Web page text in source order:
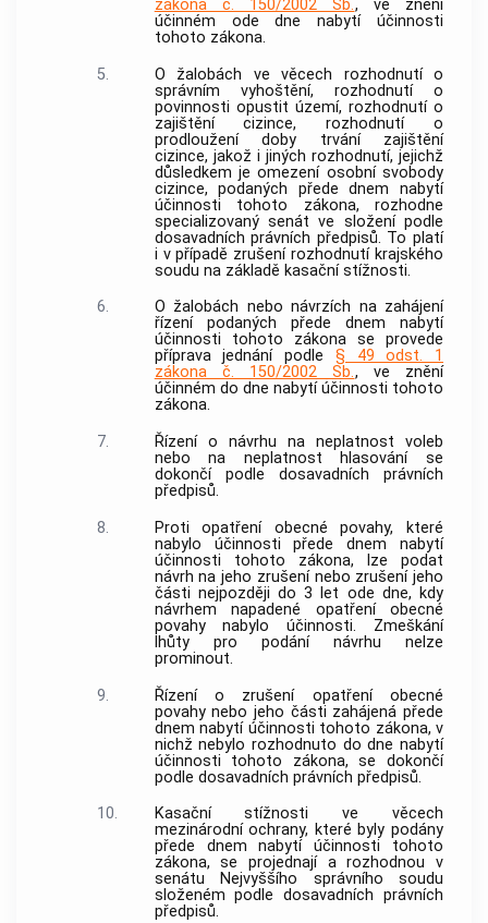
zákona č. 150/2002 Sb., ve znění
účinném ode dne nabytí účinnosti
tohoto zákona.
5.
O žalobách ve věcech rozhodnutí o
správním vyhoštění, rozhodnutí o
povinnosti opustit území, rozhodnutí o
zajištění cizince, rozhodnutí o
prodloužení doby trvání zajištění
cizince, jakož i jiných rozhodnutí, jejichž
důsledkem je omezení osobní svobody
cizince, podaných přede dnem nabytí
účinnosti tohoto zákona, rozhodne
specializovaný senát ve složení podle
dosavadních právních předpisů. To platí
i v případě zrušení rozhodnutí krajského
soudu na základě kasační stížnosti.
6.
O žalobách nebo návrzích na zahájení
řízení podaných přede dnem nabytí
účinnosti tohoto zákona se provede
příprava jednání podle § 49 odst. 1
zákona č. 150/2002 Sb., ve znění
účinném do dne nabytí účinnosti tohoto
zákona.
7.
Řízení o návrhu na neplatnost voleb
nebo na neplatnost hlasování se
dokončí podle dosavadních právních
předpisů.
8.
Proti opatření obecné povahy, které
nabylo účinnosti přede dnem nabytí
účinnosti tohoto zákona, lze podat
návrh na jeho zrušení nebo zrušení jeho
části nejpozději do 3 let ode dne, kdy
návrhem napadené opatření obecné
povahy nabylo účinnosti. Zmeškání
lhůty pro podání návrhu nelze
prominout.
9.
Řízení o zrušení opatření obecné
povahy nebo jeho části zahájená přede
dnem nabytí účinnosti tohoto zákona, v
nichž nebylo rozhodnuto do dne nabytí
účinnosti tohoto zákona, se dokončí
podle dosavadních právních předpisů.
10.
Kasační stížnosti ve věcech
mezinárodní ochrany, které byly podány
přede dnem nabytí účinnosti tohoto
zákona, se projednají a rozhodnou v
senátu Nejvyššího správního soudu
složeném podle dosavadních právních
předpisů.